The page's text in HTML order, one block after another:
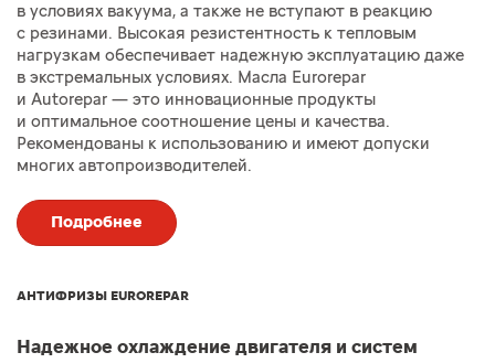
в условиях вакуума, а также не вступают в реакцию
с резинами. Высокая резистентность к тепловым
нагрузкам обеспечивает надежную эксплуатацию даже
в экстремальных условиях. Масла Eurorepar
и Autorepar — это инновационные продукты
и оптимальное соотношение цены и качества.
Рекомендованы к использованию и имеют допуски
многих автопроизводителей.
Подробнее
АНТИФРИЗЫ EUROREPAR
Надежное охлаждение двигателя и систем